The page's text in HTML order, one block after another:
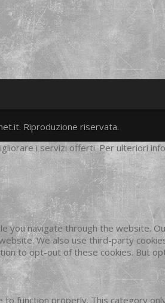
twittergoogleplus
facebook
Riproduzione riservata.
i servizi offerti. Per ulteriori
you navigate through the website.
We also use third-party
to opt-out of these cookies. But
function properly. This category